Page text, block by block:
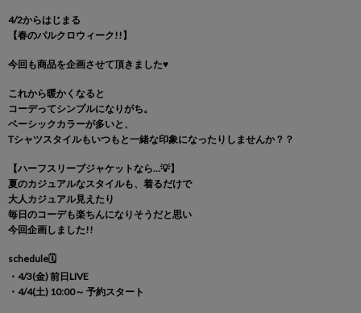
4/2からはじまる
【春のパルクロウィーク!!】
今回も商品を企画させて頂きました♥️
これから暖かくなると
コーデってシンプルになりがち。
ベーシックカラーが多いと、
Tシャツスタイルもいつもと一緒な印象になったりしませんか？？
【ハーフスリーブジャケットなら…💡】
夏のカジュアルなスタイルも、着るだけで
大人カジュアル見えたり
毎日のコーデも楽ちんになりそう だと思い
今回企画しました!!
schedule🗓
・4/3(金) 前日LIVE
・4/4(土) 10:00～ 予約スタート